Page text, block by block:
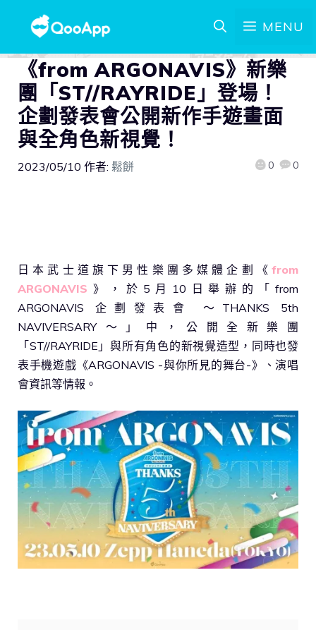
MENU
《from ARGONAVIS》新樂
團「ST//RAYRIDE」登場！
企劃發表會公開新作手遊畫面
與全角色新視覺！
2023/05/10 作者: 鬆餅 0 0
日本武士道旗下男性樂團多媒體企劃《 from
ARGONAVIS 》，於5月10日舉辦的「from
ARGONAVIS 企劃發表會 ～THANKS 5th
NAVIVERSARY～」中，公開全新樂團
「ST//RAYRIDE」與所有角色的新視覺造型，同時也發
表手機遊戲《ARGONAVIS -與你所見的舞台-》、演唱
會資訊等情報。